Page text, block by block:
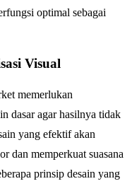
optimal sebagai
Visual
memerlukan
dasar agar hasilnya tidak
yang efektif akan
dan memperkuat suasana
prinsip desain yang